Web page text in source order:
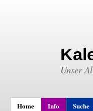
Unser
Home Info Suche